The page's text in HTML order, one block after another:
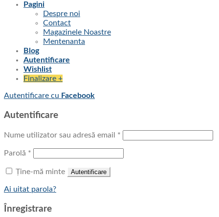
Pagini
Despre noi
Contact
Magazinele Noastre
Mentenanta
Blog
Autentificare
Wishlist
Finalizare +
Autentificare cu Facebook
Autentificare
Nume utilizator sau adresă email *
Parolă *
Ține-mă minte Autentificare
Ai uitat parola?
Înregistrare